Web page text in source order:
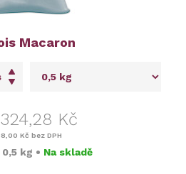
Macaron
Kč
Kč bez DPH
0,5 kg • Na skladě